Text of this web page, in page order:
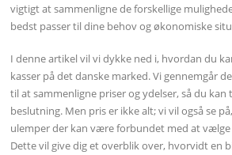
vigtigt at sammenligne de forskellige
bedst passer til dine behov og økonomiske
I denne artikel vil vi dykke ned i, hvordan du
kasser på det danske marked. Vi gennemgår
til at sammenligne priser og ydelser, så du
beslutning. Men pris er ikke alt; vi vil også se
ulemper der kan være forbundet med at vælge
Dette vil give dig et overblik over, hvorvidt en